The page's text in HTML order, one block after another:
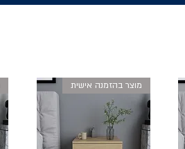
מוצר בהזמנה אישית